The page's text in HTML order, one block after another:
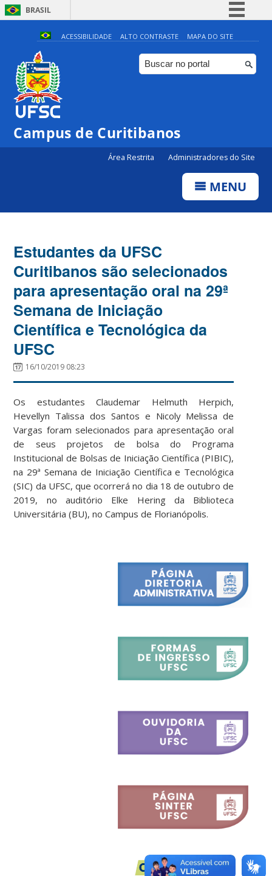
BRASIL
Simplifique!
Comunica BR
Participe
Canais
ACESSIBILIDADE ALTO CONTRASTE MAPA DO SITE
Campus de Curitibanos
Área Restrita Administradores do Site
MENU
Estudantes da UFSC
Curitibanos são selecionados
para apresentação oral na 29ª
Semana de Iniciação
Científica e Tecnológica da
UFSC
16/10/2019 08:23
Os estudantes Claudemar Helmuth Herpich,
Hevellyn Talissa dos Santos e Nicoly Melissa de
Vargas foram selecionados para apresentação oral
de seus projetos de bolsa do Programa
Institucional de Bolsas de Iniciação Científica (PIBIC),
na 29ª Semana de Iniciação Científica e Tecnológica
(SIC) da UFSC, que ocorrerá no dia 18 de outubro de
2019, no auditório Elke Hering da Biblioteca
Universitária (BU), no Campus de Florianópolis.